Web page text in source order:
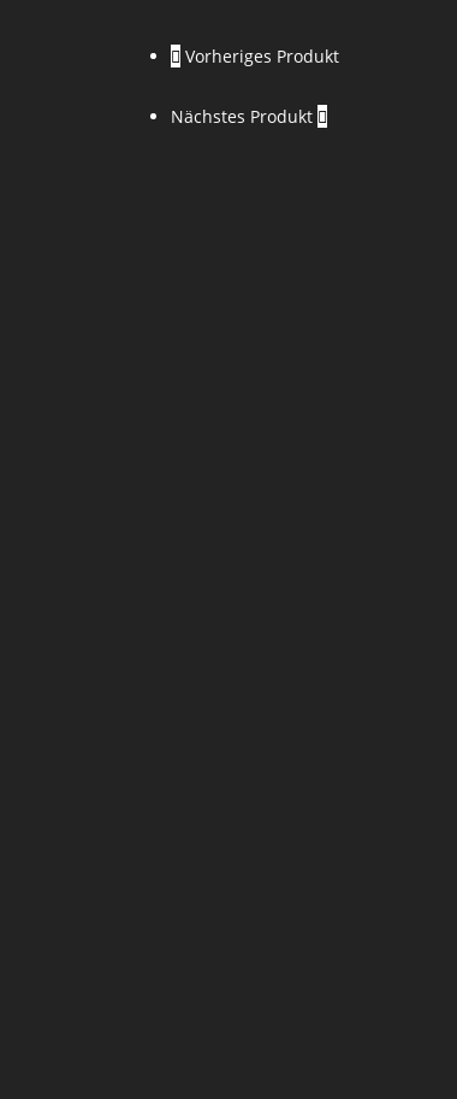
Vorheriges Produkt
Nächstes Produkt